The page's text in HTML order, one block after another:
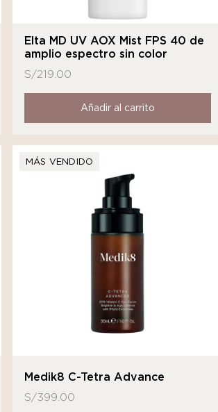
Elta MD UV AOX Mist FPS 40 de
amplio espectro sin color
S/219.00
Añadir al carrito
MÁS VENDIDO
Medik8 C-Tetra Advance
S/399.00